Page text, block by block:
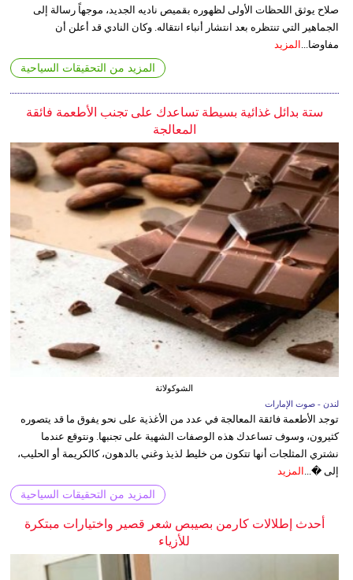
صلاح يوثق اللحظات الأولى لظهوره بقميص ناديه الجديد، موجهاً رسالة إلى
الجماهير التي تنتظره بعد انتشار أنباء انتقاله. وكان النادي قد أعلن أن
مفاوضا... المزيد
المزيد من التحقيقات السياحية
ستة بدائل غذائية بسيطة تساعدك على تجنب الأطعمة فائقة
المعالجة
الشوكولاتة
لندن - صوت الإمارات
توجد الأطعمة فائقة المعالجة في عدد من الأغذية على نحو يفوق ما قد يتصوره
كثيرون، وسوف تساعدك هذه الوصفات الشهية على تجنبها. ونتوقع عندما
نشتري المثلجات أنها تتكون من خليط لذيذ وغني بالدهون، كالكريمة أو الحليب،
إلى �... المزيد
المزيد من التحقيقات السياحية
أحدث إطلالات كارمن بصيبص شعر قصير واختيارات مبتكرة
للأزياء